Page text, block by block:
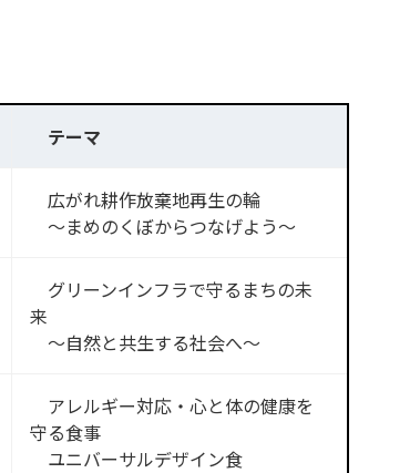
テーマ
広がれ耕作放棄地再生の輪
～まめのくぼからつなげよう～
グリーンインフラで守るまちの未
来
〜自然と共生する社会へ〜
アレルギー対応・心と体の健康を
守る食事
ユニバーサルデザイン食